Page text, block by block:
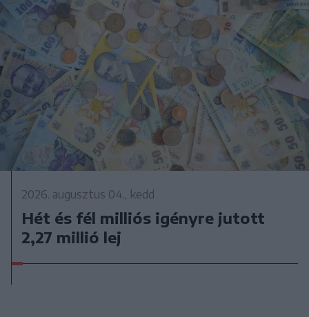
2026. augusztus 04., kedd
Hét és fél milliós igényre jutott
2,27 millió lej